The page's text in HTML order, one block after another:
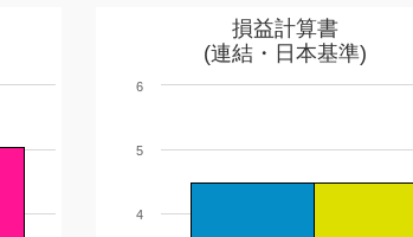
損益計算書
(連結・日本基準)
4
5
6